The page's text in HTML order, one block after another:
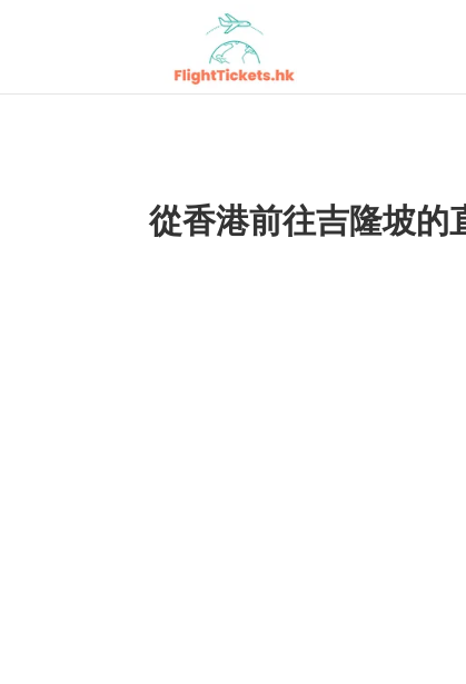
從香港前往吉隆坡的